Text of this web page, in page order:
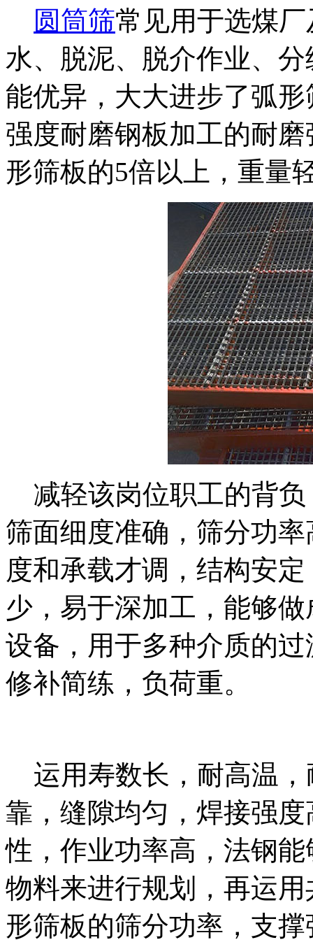
圆筒筛常见用于选煤
水、脱泥、脱介作业、
能优异，大大进步了弧
强度耐磨钢板加工的耐
形筛板的5倍以上，重量
减轻该岗位职工的背负
筛面细度准确，筛分功
度和承载才调，结构安
少，易于深加工，能够
设备，用于多种介质的
修补简练，负荷重。
运用寿数长，耐高温，
靠，缝隙均匀，焊接强
性，作业功率高，法钢
物料来进行规划，再运
形筛板的筛分功率，支